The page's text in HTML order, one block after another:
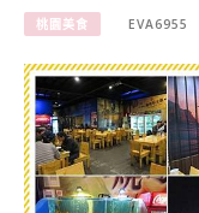
桃園美食 EVA6955